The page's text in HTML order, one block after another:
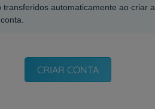
transferidos automaticamente ao criar a
CRIAR CONTA